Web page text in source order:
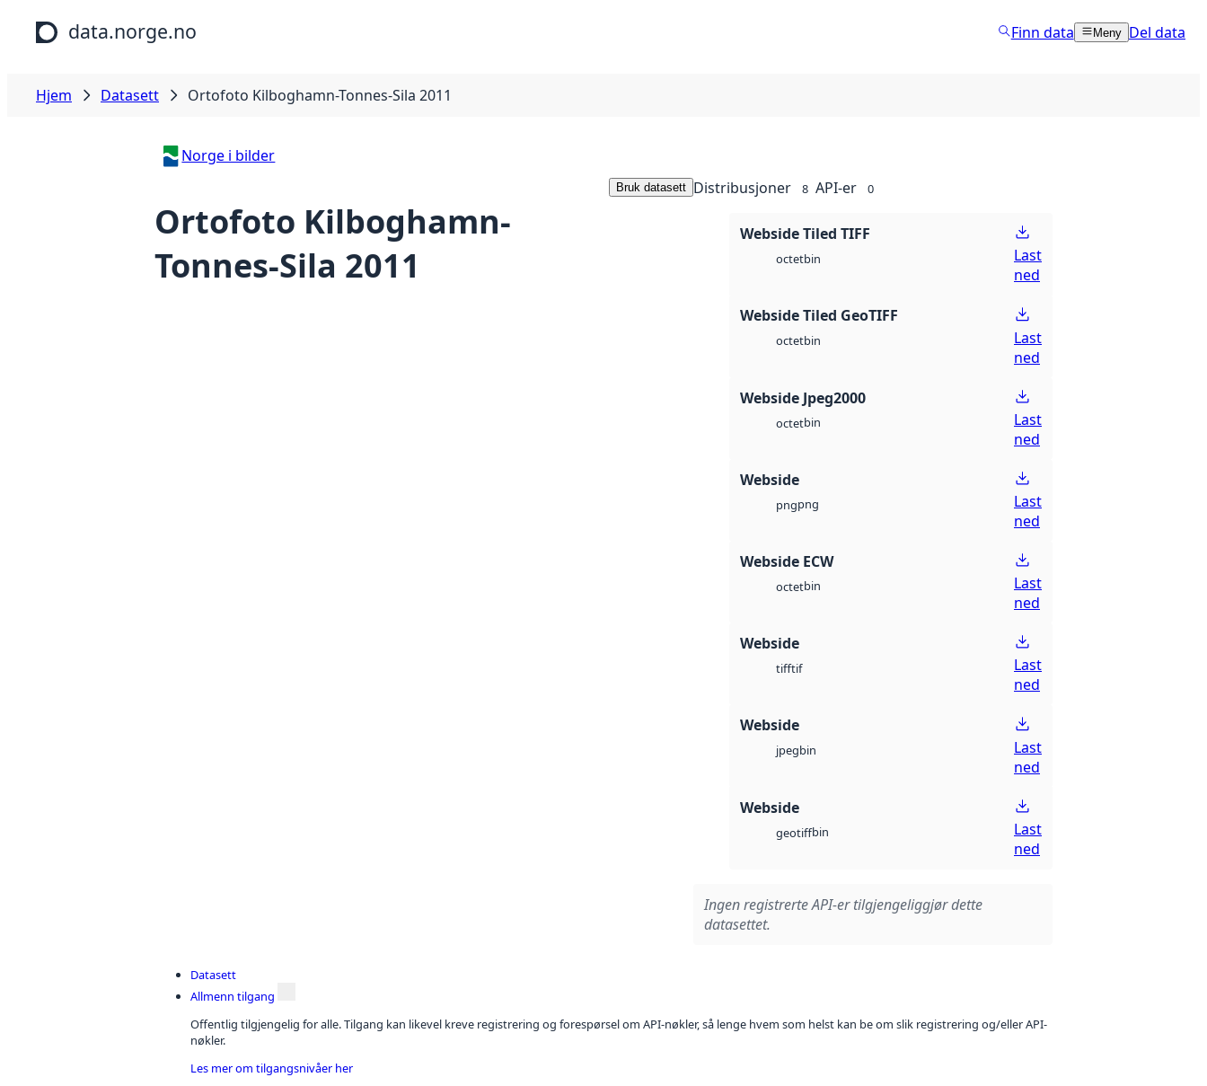
Hopp til hovedinnhold
data.norge.no Finn data Meny Del data
Hjem Datasett Ortofoto Kilboghamn-Tonnes-Sila 2011
Norge i bilder
Ortofoto Kilboghamn-
Tonnes-Sila 2011
Bruk datasett Distribusjoner 8 API-er 0
Webside Tiled TIFF
octetbin
Last
ned
Webside Tiled GeoTIFF
octetbin
Last
ned
Webside Jpeg2000
octetbin
Last
ned
Webside
pngpng
Last
ned
Webside ECW
octetbin
Last
ned
Webside
tifftif
Last
ned
Webside
jpegbin
Last
ned
Webside
geotiffbin
Last
ned
Ingen registrerte API-er tilgjengeliggjør dette
datasettet.
Datasett
Allmenn tilgang
Offentlig tilgjengelig for alle. Tilgang kan likevel kreve registrering og forespørsel om API-nøkler, så lenge hvem som helst kan be om slik registrering og/eller API-
nøkler.
Les mer om tilgangsnivåer her